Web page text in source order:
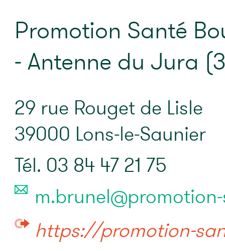
Promotion Santé
- Antenne du Jura
29 rue Rouget de Lisle
39000 Lons-le-Saunier
Tél. 03 84 47 21 75
https://promotion-